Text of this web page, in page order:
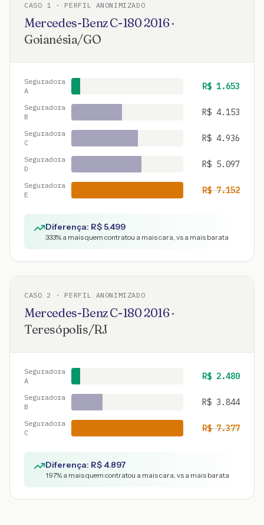
CASO 1 · PERFIL ANONIMIZADO
Mercedes-BenzC-1802016·
Goianésia/GO
Seguradora
A
R$ 1.653
Seguradora
B
R$ 4.153
Seguradora
C
R$ 4.936
Seguradora
D
R$ 5.097
Seguradora
E
R$7.152
Diferença: R$5.499
333% a mais quem contratou a mais cara, vs a mais barata
CASO 2 · PERFIL ANONIMIZADO
Mercedes-BenzC-1802016·
Teresópolis/RJ
Seguradora
A
R$ 2.480
Seguradora
B
R$ 3.844
Seguradora
C
R$7.377
Diferença: R$ 4.897
197% a mais quem contratou a mais cara, vs a mais barata